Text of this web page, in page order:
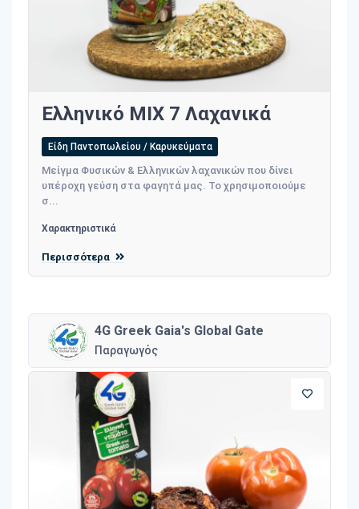
Ελληνικό MIX 7 Λαχανικά
Είδη Παντοπωλείου / Καρυκεύματα
Μείγμα Φυσικών & Ελληνικών λαχανικών που δίνει
υπέροχη γεύση στα φαγητά μας. Το χρησιμοποιούμε
σ...
Χαρακτηριστικά
Περισσότερα
4G Greek Gaia's Global Gate
Παραγωγός